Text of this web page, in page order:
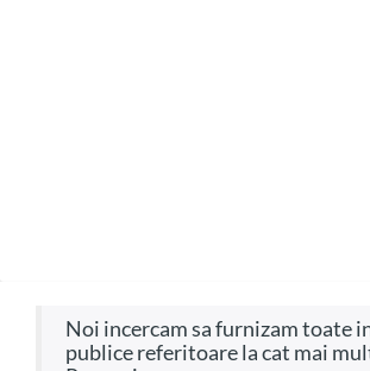
Noi incercam sa furnizam toate informatiile
publice referitoare la cat mai